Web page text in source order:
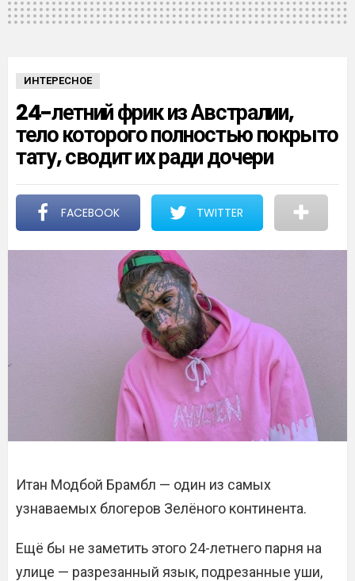
ИНТЕРЕСНОЕ
24-летний фрик из Австралии,
тело которого полностью покрыто
тату, сводит их ради дочери
FACEBOOK TWITTER
Итан Модбой Брамбл — один из самых
узнаваемых блогеров Зелёного континента.
Ещё бы не заметить этого 24-летнего парня на
улице — разрезанный язык, подрезанные уши,